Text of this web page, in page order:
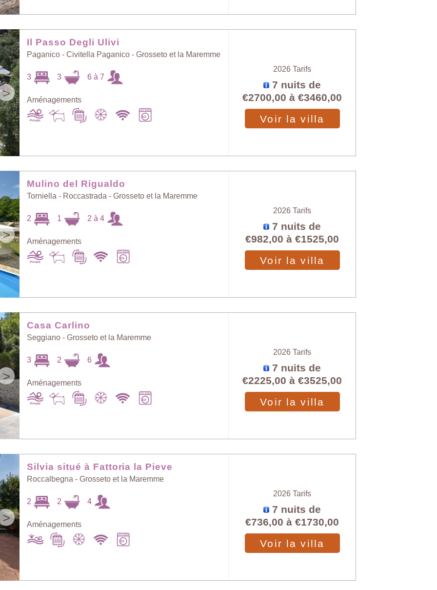
>
Il Passo Degli Ulivi
Paganico - Civitella Paganico - Grosseto et la Maremme
3 3 6 à 7
Aménagements
2026 Tarifs
7 nuits de
€2700,00 à€3460,00
Voir la villa
>
Mulino del Rigualdo
Torniella - Roccastrada - Grosseto et la Maremme
2 1 2 à 4
Aménagements
2026 Tarifs
7 nuits de
€982,00 à€1525,00
Voir la villa
>
Casa Carlino
Seggiano - Grosseto et la Maremme
3 2 6
Aménagements
2026 Tarifs
7 nuits de
€2225,00 à€3525,00
Voir la villa
>
Silvia situé à Fattoria la Pieve
Roccalbegna - Grosseto et la Maremme
2 2 4
Aménagements
2026 Tarifs
7 nuits de
€736,00 à€1730,00
Voir la villa